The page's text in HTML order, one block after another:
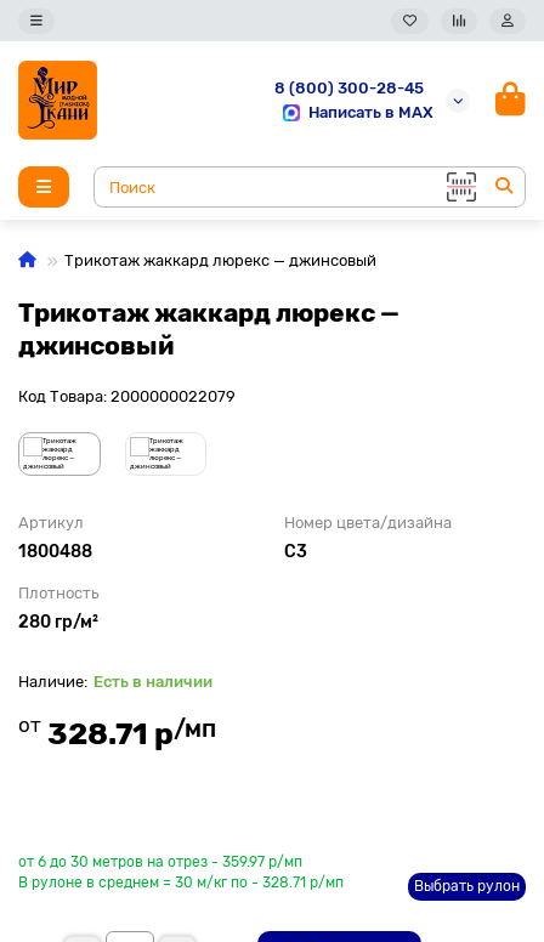
8 (800) 300-28-45
Написать в MAX
Трикотаж жаккард люрекс — джинсовый
Трикотаж жаккард люрекс —
джинсовый
Код Товара: 2000000022079
Артикул
1800488
Номер цвета/дизайна
С3
Плотность
280 гр/м²
Есть в наличии
от 328.71 р/мп
от 6 до 30 метров на отрез - 359.97 р/мп
В рулоне в среднем = 30 м/кг по - 328.71 р/мп
Выбрать рулон